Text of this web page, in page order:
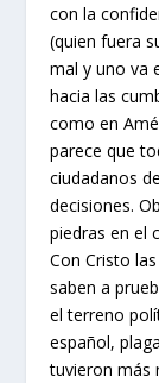
con la
(quien fuera
mal y uno va
hacia las
como en
parece que
ciudadanos
decisiones.
piedras en el
Con Cristo
saben a
el terreno
español,
tuvieron más